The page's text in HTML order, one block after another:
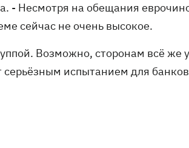
- Несмотря на обещания
сейчас не очень высокое.
Возможно, сторонам всё же
испытанием для